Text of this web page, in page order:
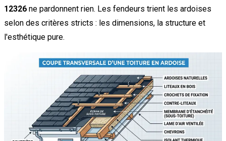
12326 ne pardonnent rien. Les fendeurs trient les ardoises
selon des critères stricts : les dimensions, la structure et
l'esthétique pure.